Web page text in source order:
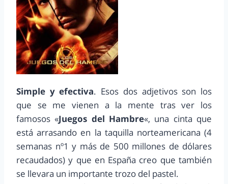
Simple y efectiva. Esos dos adjetivos son los
que se me vienen a la mente tras ver los
famosos «Juegos del Hambre«, una cinta que
está arrasando en la taquilla norteamericana (4
semanas nº1 y más de 500 millones de dólares
recaudados) y que en España creo que también
se llevara un importante trozo del pastel.